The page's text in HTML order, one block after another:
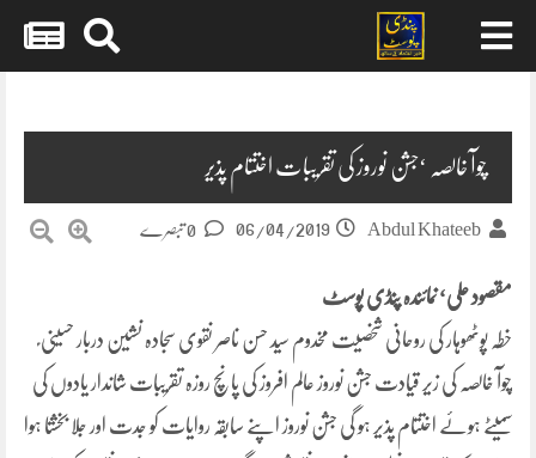
چوآ خالصہ ‘جشن نوروز کی تقریبات اختتام پذیر
Abdul Khateeb
06/04/2019
مقصود علی‘ نمائندہ پنڈی پوسٹ
خطہ پوٹھوہار کی روحانی شخصیت مخدوم سید حسن ناصر نقوی سجادہ نشین دربار حسینی ؑ
چوآ خالصہ کی زیر قیادت جشن نوروز عالم افروز کی پانچ روزہ تقریبات شاندار یادوں کی
سمیٹے ہوئے اختتام پذیر ہو گی جشن نوروز اپنے سابقہ روایات کو جدت اور جلا بخشتا ہوا